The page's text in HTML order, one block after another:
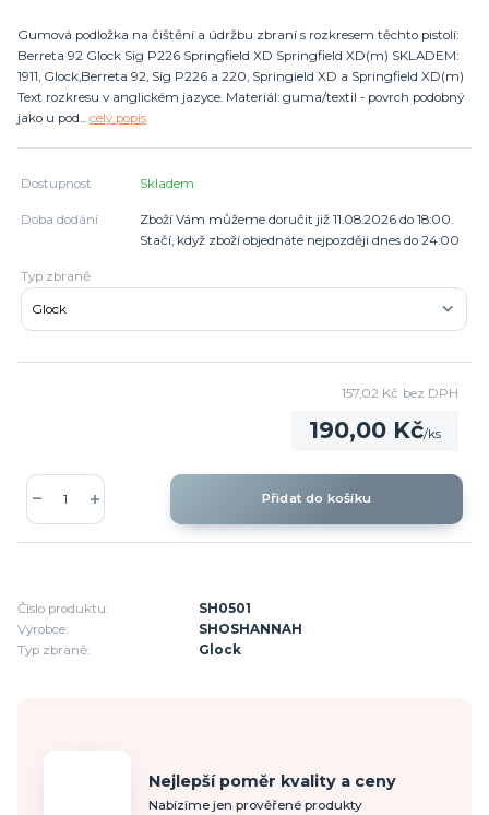
Gumová podložka na čištění a údržbu zbraní s rozkresem těchto pistolí:
Berreta 92 Glock Sig P226 Springfield XD Springfield XD(m) SKLADEM:
1911, Glock,Berreta 92, Sig P226 a 220, Springield XD a Springfield XD(m)
Text rozkresu v anglickém jazyce. Materiál: guma/textil - povrch podobný
jako u pod... celý popis
Dostupnost Skladem
Doba dodání
Zboží Vám můžeme doručit již 11.08.2026 do 18:00.
Stačí, když zboží objednáte nejpozději dnes do 24:00
Typ zbraně
190,00 Kč/ks
157,02 Kč bez DPH
Přidat do košíku
Číslo produktu:
SH0501
Výrobce:
SHOSHANNAH
Typ zbraně:
Glock
Nejlepší poměr kvality a ceny
Nabízíme jen prověřené produkty